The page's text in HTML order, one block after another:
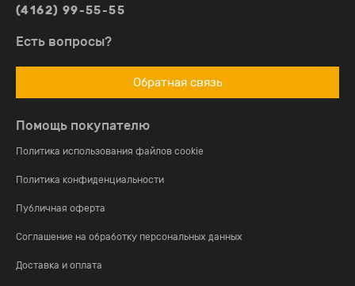
Помощь покупателю
Политика использования файлов cookie
Политика конфиденциальности
Публичная оферта
Соглашение на обработку персональных данных
Доставка и оплата
(4162) 99-55-55
Есть вопросы?
Обратная связь